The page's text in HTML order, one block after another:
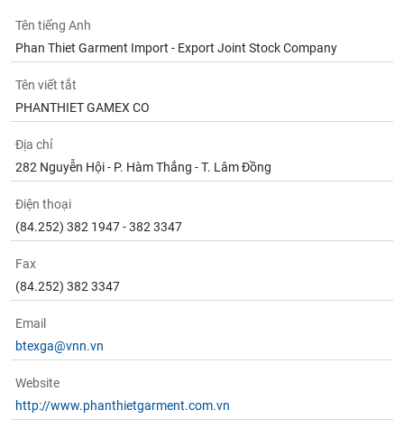
Tên tiếng Anh
Phan Thiet Garment Import - Export Joint Stock Company
Tên viết tắt
PHANTHIET GAMEX CO
Địa chỉ
282 Nguyễn Hội - P. Hàm Thắng - T. Lâm Đồng
Điện thoại
(84.252) 382 1947 - 382 3347
Fax
(84.252) 382 3347
Email
btexga@vnn.vn
Website
http://www.phanthietgarment.com.vn